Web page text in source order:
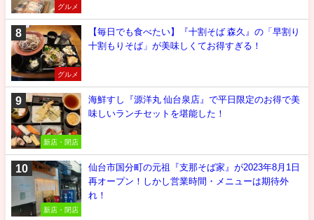
グルメ
グルメ
【毎日でも食べたい】『十割そば 森久』の「早割り
十割もりそば」が美味しくてお得すぎる！
新店・閉店
海鮮すし『源洋丸 仙台泉店』で平日限定のお得で美
味しいランチセットを堪能した！
新店・閉店
仙台市国分町の元祖『支那そば家』が2023年8月1日
再オープン！しかし営業時間・メニューは期待外
れ！